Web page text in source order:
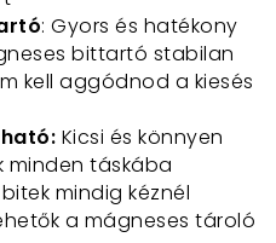
: Gyors és hatékony
bittartó stabilan
kell aggódnod a kiesés
Kicsi és könnyen
minden táskába
bitek mindig kéznél
a mágneses tároló